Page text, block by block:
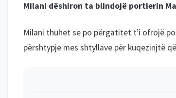
Milani dëshiron ta blindojë portierin
Milani thuhet se po përgatitet t’i ofrojë
përshtypje mes shtyllave për kuqezinjtë